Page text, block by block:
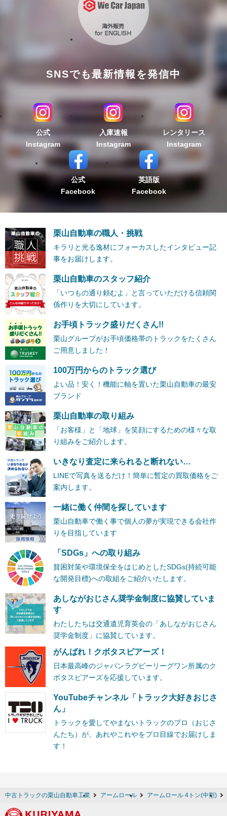
SNSでも最新情報を発信中
公式
Instagram
入庫速報
Instagram
レンタリース
Instagram
公式
Facebook
英語版
Facebook
栗山自動車の職人・挑戦
キラリと光る逸材にフォーカスしたインタビュー記
事をお届けします。
栗山自動車のスタッフ紹介
「いつもの通り頼むよ」と言っていただける信頼関
係作りを大切にしています。
お手頃トラック盛りだくさん!!
栗山グループがお手頃価格帯のトラックをたくさん
ご用意しました！
100万円からのトラック選び
よい品！安く！機能に軸を置いた栗山自動車の最安
ブランド
栗山自動車の取り組み
「お客様」と「地球」を笑顔にするための様々な取
り組みをご紹介します。
いきなり査定に来られると断れない…
LINEで写真を送るだけ！簡単に暫定の買取価格をご
案内します。
一緒に働く仲間を探しています
栗山自動車で働く事で個人の夢が実現できる会社作
りを目指しています
「SDGs」への取り組み
貧困対策や環境保全をはじめとしたSDGs(持続可能
な開発目標)への取組をご紹介いたします。
あしながおじさん奨学金制度に協賛していま
す
わたしたちは交通遺児育英会の「あしながおじさん
奨学金制度」に協賛しています。
がんばれ！クボタスピアーズ！
日本最高峰のジャパンラグビーリーグワン所属のク
ボタスピアーズを応援しています。
YouTubeチャンネル「トラック大好きおじさ
ん」
トラックを愛してやまないトラックのプロ（おじさ
んたち）が、あれやこれやをプロ目線でお届けしま
す！
中古トラックの栗山自動車工業 アームロール アームロール 4トン(中型)